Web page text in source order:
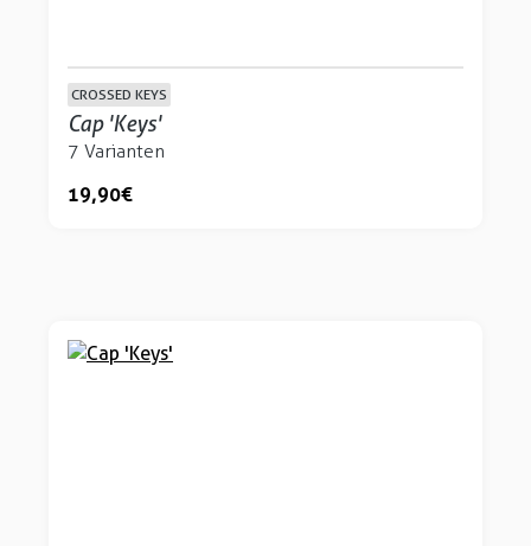
CROSSED KEYS
Cap 'Keys'
7 Varianten
19,90 €